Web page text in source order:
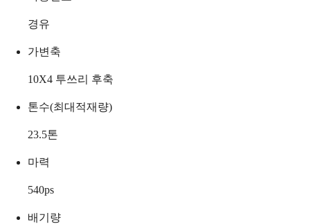
경유
가변축
10X4 투쓰리 후축
톤수(최대적재량)
23.5톤
마력
540ps
배기량